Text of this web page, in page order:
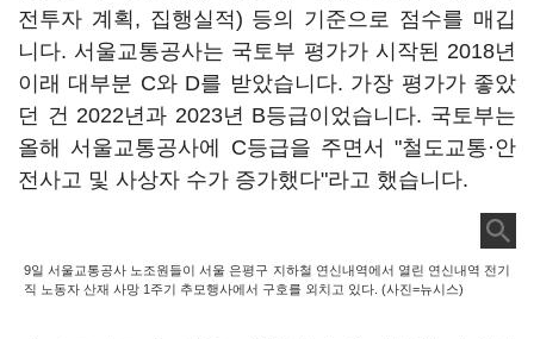
전투자 계획, 집행실적) 등의 기준으로 점수를 매깁
니다. 서울교통공사는 국토부 평가가 시작된 2018년
이래 대부분 C와 D를 받았습니다. 가장 평가가 좋았
던 건 2022년과 2023년 B등급이었습니다. 국토부는
올해 서울교통공사에 C등급을 주면서 "철도교통·안
전사고 및 사상자 수가 증가했다"라고 했습니다.
9일 서울교통공사 노조원들이 서울 은평구 지하철 연신내역에서 열린 연신내역 전기
직 노동자 산재 사망 1주기 추모행사에서 구호를 외치고 있다. (사진=뉴시스)